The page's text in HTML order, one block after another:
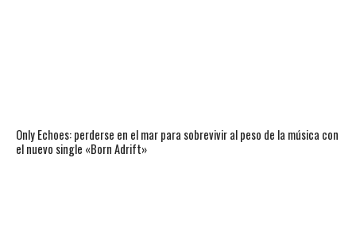
Only Echoes: perderse en el mar para sobrevivir al peso de la música con
el nuevo single «Born Adrift»